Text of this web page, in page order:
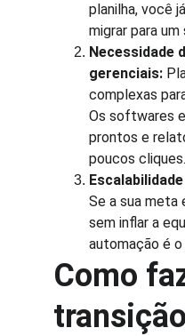
planilha, você
migrar para um
Necessidade
gerenciais:
complexas
Os softwares
prontos e
poucos cliques.
Se a sua meta
sem inflar a
automação é o
Como